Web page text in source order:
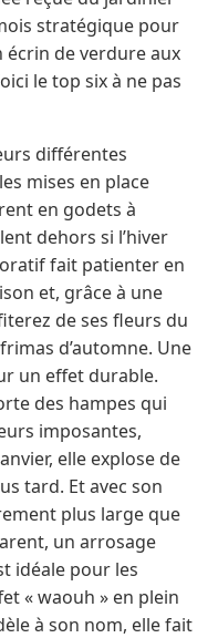
stratégique pour
de verdure aux
le top six à ne pas
différentes
mises en place
en godets à
dehors si l’hiver
fait patienter en
et, grâce à une
de ses fleurs du
d’automne. Une
un effet durable.
des hampes qui
imposantes,
elle explose de
tard. Et avec son
plus large que
un arrosage
idéale pour les
« waouh » en plein
à son nom, elle fait